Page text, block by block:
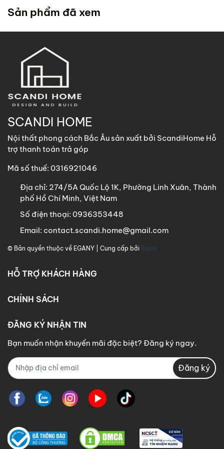
trong chính sách
nhà quý khách để hỗ trợ lắp đặt.
ScandiHomehỗ trợ vận chuyển
thước dưới 1m8 với chi phí vận chuyển khách hàng chịu
trách nhiệm toàn bộ qua các phương thức: Gửi nhà xe,
GHN, Viettel Post, Nhất Tín,…
khách hàng vui lòng nhắn tin cho ScandiHome để được hỗ
trợ nếu cần thiết.
Sản phẩm đã xem
SCANDI HOME
Nội thất phong cách Bắc Âu sản xuất bởi ScandiHome Hỗ
trợ thanh toán trả góp
Mã số thuế: 0316921046
Địa chỉ: 274/5A Quốc Lộ 1K, Phường Linh Xuân, Thành
phố Hồ Chí Minh, Việt Nam
Số điện thoại: 0936353448
Email: contact.scandi.home@gmail.com
© Bản quyền thuộc về EGANY | Cung cấp bởi Sapo
HỖ TRỢ KHÁCH HÀNG
CHÍNH SÁCH
ĐĂNG KÝ NHẬN TIN
Bạn muốn nhận khuyến mãi đặc biệt? Đăng ký ngay.
Đăng ký